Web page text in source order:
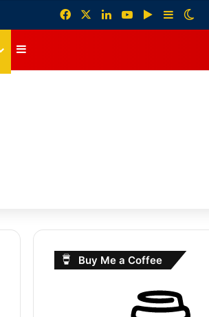
FacebookLinkedInYouTubeGoogle Play
Sidebar
Sidebar
Buy Me a Coffee